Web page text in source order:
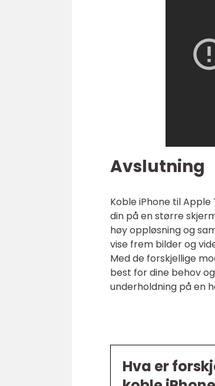
Avslutning
Koble iPhone til
din på en større
høy oppløsning og
vise frem bilder og
Med de forskjellige
best for dine behov
underholdning på en
Hva er